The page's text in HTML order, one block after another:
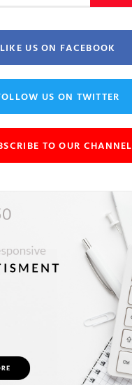
LIKE US ON FACEBOOK
US ON TWITTER
TO OUR CHANNEL